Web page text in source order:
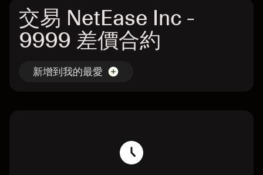
交易 NetEase Inc -
9999 差價合約
新增到我的最愛